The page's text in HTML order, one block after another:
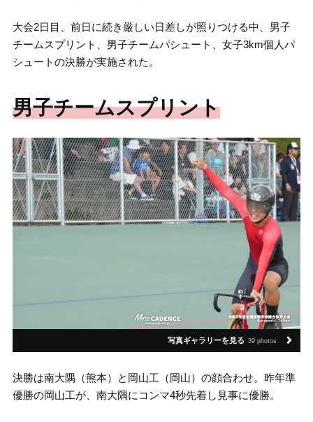
大会2日目、前日に続き厳しい日差しが照りつける中、男子
チームスプリント、男子チームパシュート、女子3km個人パ
シュートの決勝が実施された。
男子チームスプリント
写真ギャラリーを見る 39 photos
決勝は南大隅（熊本）と岡山工（岡山）の顔合わせ。昨年準
優勝の岡山工が、南大隅にコンマ4秒先着し見事に優勝。